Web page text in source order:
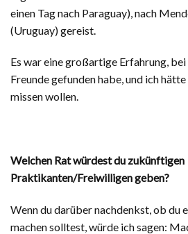
einen Tag nach Paraguay), nach
(Uruguay) gereist.
Es war eine großartige Erfahrung, bei
Freunde gefunden habe, und ich
missen wollen.
Welchen Rat würdest du zukünftigen
Praktikanten/Freiwilligen geben?
Wenn du darüber nachdenkst, ob du
machen solltest, würde ich sagen: